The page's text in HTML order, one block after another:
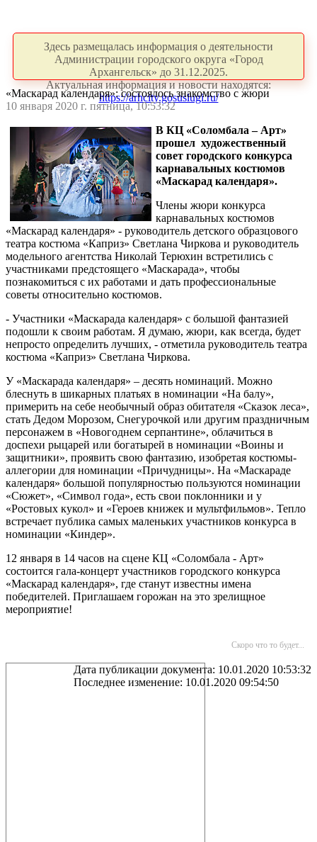
Здесь размещалась информация о деятельности
Администрации городского округа «Город
Архангельск» до 31.12.2025.
Актуальная информация и новости находятся:
https://arhcity.gosuslugi.ru/
«Маскарад календаря»: состоялось знакомство с жюри
10 января 2020 г. пятница, 10:53:32
В КЦ «Соломбала – Арт»
прошел художественный
совет городского конкурса
карнавальных костюмов
«Маскарад календаря».
Члены жюри конкурса
карнавальных костюмов
«Маскарад календаря» - руководитель детского образцового
театра костюма «Каприз» Светлана Чиркова и руководитель
модельного агентства Николай Терюхин встретились с
участниками предстоящего «Маскарада», чтобы
познакомиться с их работами и дать профессиональные
советы относительно костюмов.
- Участники «Маскарада календаря» с большой фантазией
подошли к своим работам. Я думаю, жюри, как всегда, будет
непросто определить лучших, - отметила руководитель театра
костюма «Каприз» Светлана Чиркова.
У «Маскарада календаря» – десять номинаций. Можно
блеснуть в шикарных платьях в номинации «На балу»,
примерить на себе необычный образ обитателя «Сказок леса»,
стать Дедом Морозом, Снегурочкой или другим праздничным
персонажем в «Новогоднем серпантине», облачиться в
доспехи рыцарей или богатырей в номинации «Воины и
защитники», проявить свою фантазию, изобретая костюмы-
аллегории для номинации «Причудницы». На «Маскараде
календаря» большой популярностью пользуются номинации
«Сюжет», «Символ года», есть свои поклонники и у
«Ростовых кукол» и «Героев книжек и мультфильмов». Тепло
встречает публика самых маленьких участников конкурса в
номинации «Киндер».
12 января в 14 часов на сцене КЦ «Соломбала - Арт»
состоится гала-концерт участников городского конкурса
«Маскарад календаря», где станут известны имена
победителей. Приглашаем горожан на это зрелищное
мероприятие!
Скоро что то будет...
Дата публикации документа: 10.01.2020 10:53:32
Последнее изменение: 10.01.2020 09:54:50